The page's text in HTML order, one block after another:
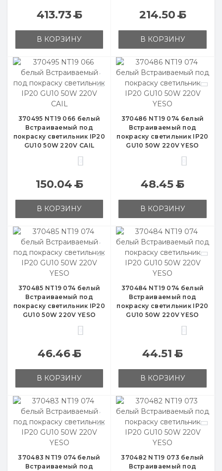
413.73Б
В КОРЗИНУ
214.50Б
В КОРЗИНУ
370495 NT19 066 белый
Встраиваемый под
покраску светильник IP20
GU10 50W 220V CAIL
150.04Б
В КОРЗИНУ
370486 NT19 074 белый
Встраиваемый под
покраску светильник IP20
GU10 50W 220V YESO
48.45Б
В КОРЗИНУ
370485 NT19 074 белый
Встраиваемый под
покраску светильник IP20
GU10 50W 220V YESO
46.46Б
В КОРЗИНУ
370484 NT19 074 белый
Встраиваемый под
покраску светильник IP20
GU10 50W 220V YESO
44.51Б
В КОРЗИНУ
370483 NT19 074 белый
Встраиваемый под
370482 NT19 073 белый
Встраиваемый под